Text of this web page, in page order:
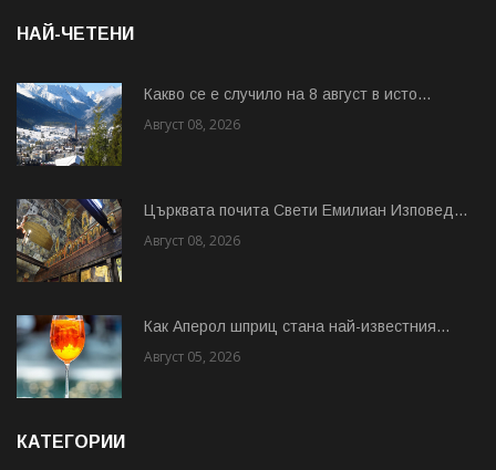
НАЙ-ЧЕТЕНИ
Какво се е случило на 8 август в исто...
Август 08, 2026
Църквата почита Свeти Емилиан Изповед...
Август 08, 2026
Как Аперол шприц стана най-известния...
Август 05, 2026
КАТЕГОРИИ